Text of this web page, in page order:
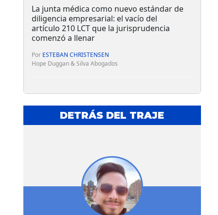
La junta médica como nuevo estándar de
diligencia empresarial: el vacío del
artículo 210 LCT que la jurisprudencia
comenzó a llenar
Por ESTEBAN CHRISTENSEN
Hope Duggan & Silva Abogados
DETRÁS DEL TRAJE